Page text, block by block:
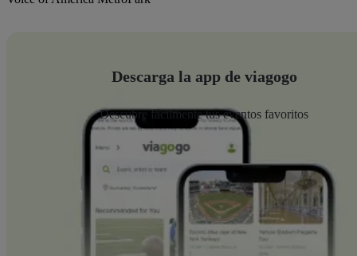
Descarga la app de viagogo
Descubre fácilmente tus eventos favoritos